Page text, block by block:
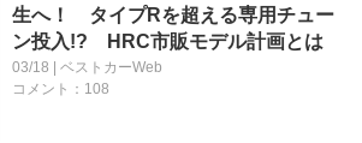
生へ！ タイプRを超える専用チュー
ン投入!? HRC市販モデル計画とは
03/18 | ベストカーWeb
コメント：108